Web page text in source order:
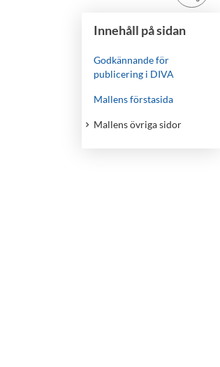
Innehåll på sidan
Godkännande för
publicering i DIVA
Mallens förstasida
Mallens övriga sidor